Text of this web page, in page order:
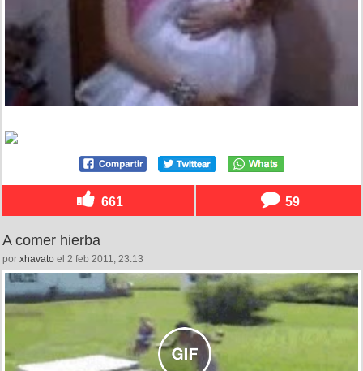
661 59
A comer hierba
por xhavato el 2 feb 2011, 23:13